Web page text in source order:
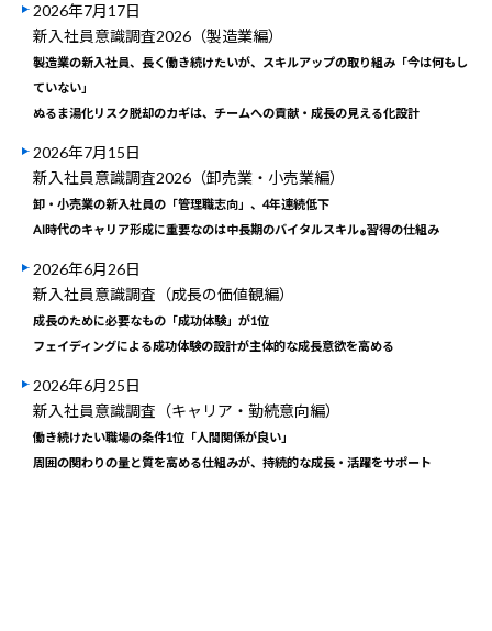
2026年7月17日
新入社員意識調査2026（製造業編）
製造業の新入社員、長く働き続けたいが、スキルアップの取り組み「今は何もし
ていない」
ぬるま湯化リスク脱却のカギは、チームへの貢献・成長の見える化設計
2026年7月15日
新入社員意識調査2026（卸売業・小売業編）
卸・小売業の新入社員の「管理職志向」、4年連続低下
AI時代のキャリア形成に重要なのは中長期のバイタルスキル®習得の仕組み
2026年6月26日
新入社員意識調査（成長の価値観編）
成長のために必要なもの「成功体験」が1位
フェイディングによる成功体験の設計が主体的な成長意欲を高める
2026年6月25日
新入社員意識調査（キャリア・勤続意向編）
働き続けたい職場の条件1位「人間関係が良い」
周囲の関わりの量と質を高める仕組みが、持続的な成長・活躍をサポート